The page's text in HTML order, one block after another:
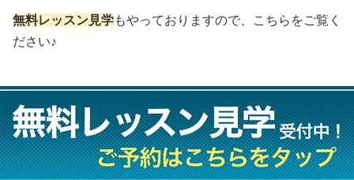
無料レッスン見学もやっておりますので、こちらをご覧く
ださい♪